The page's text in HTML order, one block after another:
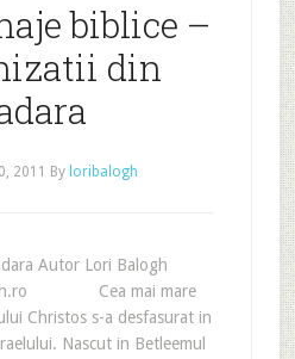
biblice –
din
2011 By loribalogh
Autor Lori Balogh
Cea mai mare
Christos s-a desfasurat in
Nascut in Betleemul